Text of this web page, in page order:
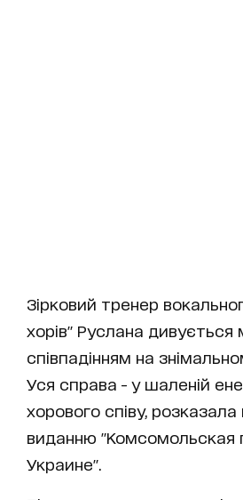
Зірковий тренер
хорів" Руслана дивується
співпадінням на
Уся справа - у шаленій
хорового співу, розказала
виданню "Комсомольская
Украине".